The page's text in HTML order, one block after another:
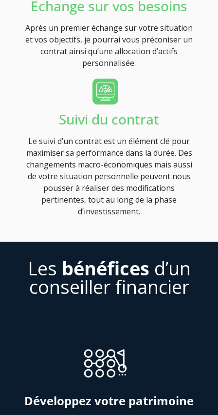
Echange sur vos besoins
Après un premier échange sur votre situation
et vos objectifs, je pourrai vous préconiser un
contrat ainsi qu’une allocation d’actifs
personnalisée.
Suivi du contrat
Le suivi d’un contrat est un élément clé pour
maximiser sa performance dans la durée. Des
changements macro-économiques mais aussi
de votre situation personnelle peuvent nous
pousser à réaliser des modifications
pertinentes, tout au long de la phase
d’investissement.
Les bénéfices d’un
conseiller financier
Développez votre patrimoine